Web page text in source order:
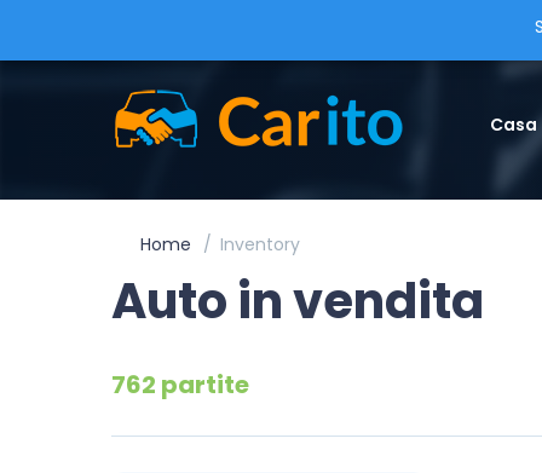
Casa
Home Inventory
Auto in vendita
762 partite